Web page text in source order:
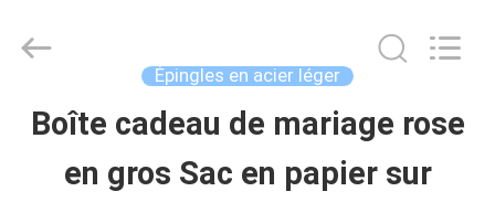
Electric
Épingles en acier léger
Boîte cadeau de mariage rose
en gros Sac en papier sur